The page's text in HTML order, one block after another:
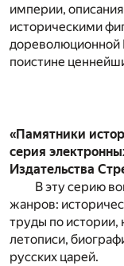
империи,
историческими
дореволюционной
поистине
«Памятники
серия
Издательства
В эту серию
жанров:
труды по истории,
летописи,
русских царей.